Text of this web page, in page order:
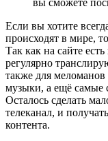
Если вы хотите
происходят в мире,
Так как на сайте
регулярно
также для
музыки, а ещё самые
Осталось сделать
телеканал, и
контента.